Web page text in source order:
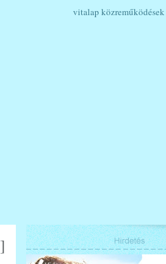
vitalap közreműködések
]